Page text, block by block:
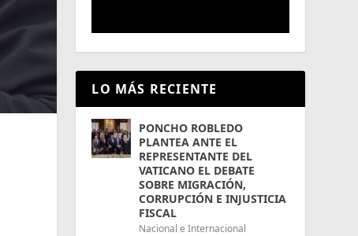
LO MÁS RECIENTE
PONCHO ROBLEDO
PLANTEA ANTE EL
REPRESENTANTE DEL
VATICANO EL DEBATE
SOBRE MIGRACIÓN,
CORRUPCIÓN E INJUSTICIA
FISCAL
Nacional e Internacional